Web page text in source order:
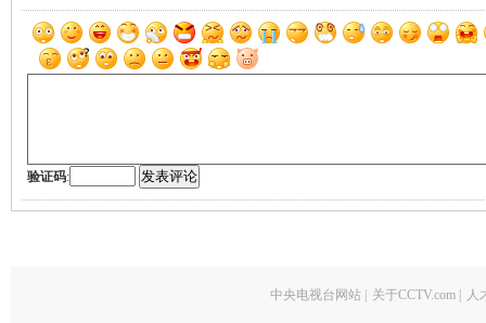
验证码:
中央电视台网站 关于CCTV.com 人